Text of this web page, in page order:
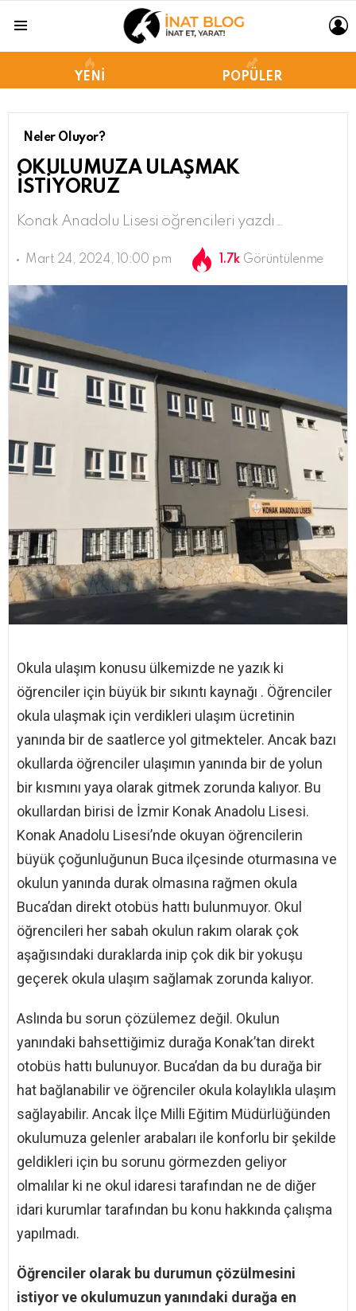
YENI POPÜLER
Neler Oluyor?
OKULUMUZA ULAŞMAK
İSTİYORUZ
Konak Anadolu Lisesi öğrencileri yazdı…
Mart 24, 2024, 10:00 pm 1.7k Görüntülenme
Okula ulaşım konusu ülkemizde ne yazık ki
öğrenciler için büyük bir sıkıntı kaynağı . Öğrenciler
okula ulaşmak için verdikleri ulaşım ücretinin
yanında bir de saatlerce yol gitmekteler. Ancak bazı
okullarda öğrenciler ulaşımın yanında bir de yolun
bir kısmını yaya olarak gitmek zorunda kalıyor. Bu
okullardan birisi de İzmir Konak Anadolu Lisesi.
Konak Anadolu Lisesi’nde okuyan öğrencilerin
büyük çoğunluğunun Buca ilçesinde oturmasına ve
okulun yanında durak olmasına rağmen okula
Buca’dan direkt otobüs hattı bulunmuyor. Okul
öğrencileri her sabah okulun rakım olarak çok
aşağısındaki duraklarda inip çok dik bir yokuşu
geçerek okula ulaşım sağlamak zorunda kalıyor.
Aslında bu sorun çözülemez değil. Okulun
yanındaki bahsettiğimiz durağa Konak’tan direkt
otobüs hattı bulunuyor. Buca’dan da bu durağa bir
hat bağlanabilir ve öğrenciler okula kolaylıkla ulaşım
sağlayabilir. Ancak İlçe Milli Eğitim Müdürlüğünden
okulumuza gelenler arabaları ile konforlu bir şekilde
geldikleri için bu sorunu görmezden geliyor
olmalılar ki ne okul idaresi tarafından ne de diğer
idari kurumlar tarafından bu konu hakkında çalışma
yapılmadı.
Öğrenciler olarak bu durumun çözülmesini
istiyor ve okulumuzun yanındaki durağa en